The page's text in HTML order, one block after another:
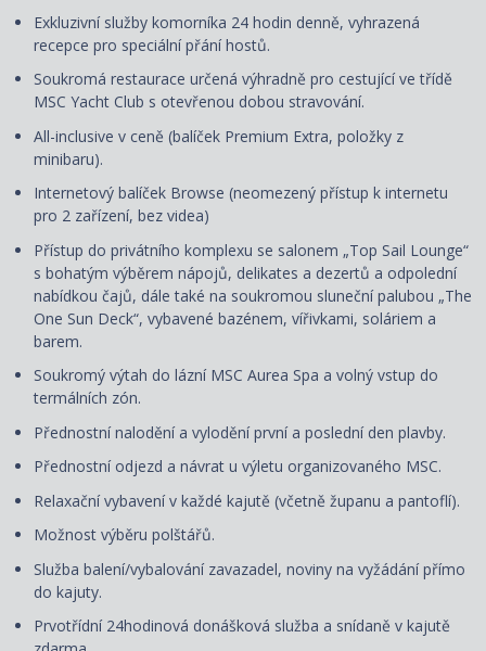
Exkluzivní služby komorníka 24 hodin denně, vyhrazená
recepce pro speciální přání hostů.
Soukromá restaurace určená výhradně pro cestující ve třídě
MSC Yacht Club s otevřenou dobou stravování.
All-inclusive v ceně (balíček Premium Extra, položky z
minibaru).
Internetový balíček Browse (neomezený přístup k internetu
pro 2 zařízení, bez videa)
Přístup do privátního komplexu se salonem „Top Sail Lounge“
s bohatým výběrem nápojů, delikates a dezertů a odpolední
nabídkou čajů, dále také na soukromou sluneční palubou „The
One Sun Deck“, vybavené bazénem, vířivkami, soláriem a
barem.
Soukromý výtah do lázní MSC Aurea Spa a volný vstup do
termálních zón.
Přednostní nalodění a vylodění první a poslední den plavby.
Přednostní odjezd a návrat u výletu organizovaného MSC.
Relaxační vybavení v každé kajutě (včetně županu a pantoflí).
Možnost výběru polštářů.
Služba balení/vybalování zavazadel, noviny na vyžádání přímo
do kajuty.
Prvotřídní 24hodinová donášková služba a snídaně v kajutě